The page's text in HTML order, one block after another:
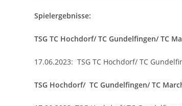
Spielergebnisse:
TSG TC Hochdorf/ TC Gundelfingen/ TC
17.06.2023: TSG TC Hochdorf/ TC
TSG Hochdorf/ TC Gundelfingen/ TC